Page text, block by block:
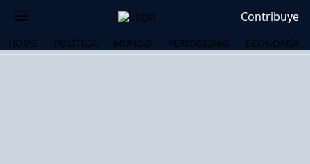
Contribuye
HOME POLÍTICA MUNDO PERIODISMO ECONOMÍA